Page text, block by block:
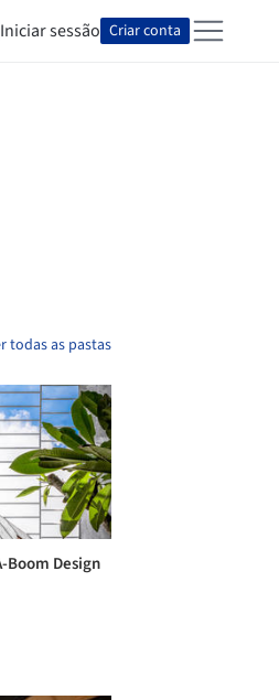
Iniciar sessão Criar conta
todas as pastas
Boom Design